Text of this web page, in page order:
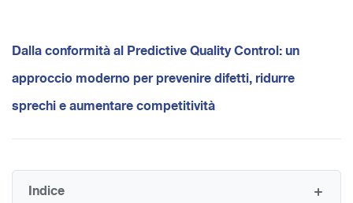
Dalla conformità al Predictive Quality Control: un
approccio moderno per prevenire difetti, ridurre
sprechi e aumentare competitività
Indice